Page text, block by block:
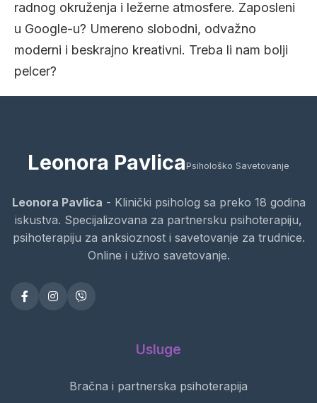
radnog okruženja i ležerne atmosfere. Zaposleni
u Google-u? Umereno slobodni, odvažno
moderni i beskrajno kreativni. Treba li nam bolji
pelcer?
Leonora Pavlica Psihološko Savetovanje
Leonora Pavlica - Klinički psiholog sa preko 18 godina
iskustva. Specijalizovana za partnersku psihoterapiju,
psihoterapiju za anksioznost i savetovanje za trudnice.
Online i uživo savetovanje.
Usluge
Bračna i partnerska psihoterapija